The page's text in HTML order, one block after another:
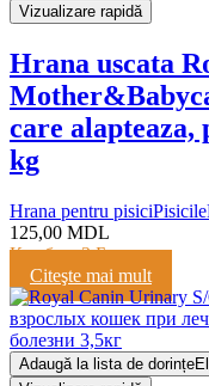
Vizualizare rapidă
Hrana uscata
care alapteaza,
kg
Hrana pentru pisiciPisicile
125,00 MDL
Кешбэк:3 Балла
Citeşte mai mult
Adaugă la lista de dorințe